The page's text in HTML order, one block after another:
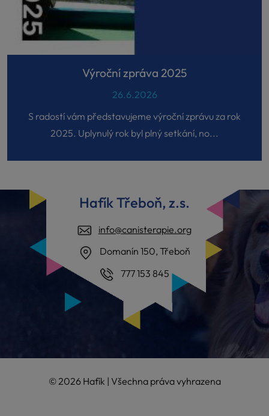
Výroční zpráva 2025
26.6.2026
S radostí vám představujeme výroční zprávu za rok
2025. Uplynulý rok byl plný setkání, no...
Hafík Třeboň, z.s.
info@canisterapie.org
Domanín 150, Třeboň
777 153 845
© 2026 Hafík | Všechna práva vyhrazena